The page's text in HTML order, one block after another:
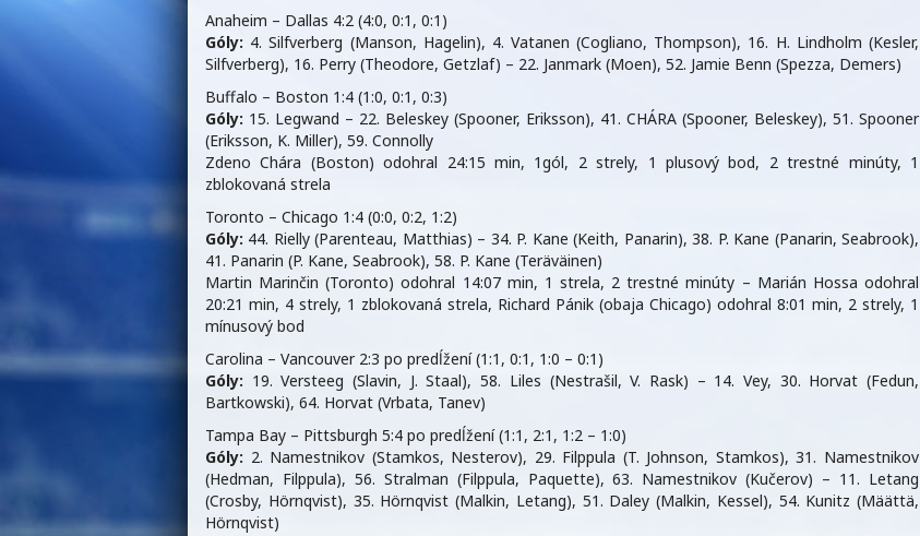
Anaheim – Dallas 4:2 (4:0, 0:1, 0:1)
Góly: 4. Silfverberg (Manson, Hagelin), 4. Vatanen (Cogliano, Thompson), 16. H. Lindholm (Kesler,
Silfverberg), 16. Perry (Theodore, Getzlaf) – 22. Janmark (Moen), 52. Jamie Benn (Spezza, Demers)
Buffalo – Boston 1:4 (1:0, 0:1, 0:3)
Góly: 15. Legwand – 22. Beleskey (Spooner, Eriksson), 41. CHÁRA (Spooner, Beleskey), 51. Spooner
(Eriksson, K. Miller), 59. Connolly
Zdeno Chára (Boston) odohral 24:15 min, 1gól, 2 strely, 1 plusový bod, 2 trestné minúty, 1
zblokovaná strela
Toronto – Chicago 1:4 (0:0, 0:2, 1:2)
Góly: 44. Rielly (Parenteau, Matthias) – 34. P. Kane (Keith, Panarin), 38. P. Kane (Panarin, Seabrook),
41. Panarin (P. Kane, Seabrook), 58. P. Kane (Teräväinen)
Martin Marinčin (Toronto) odohral 14:07 min, 1 strela, 2 trestné minúty – Marián Hossa odohral
20:21 min, 4 strely, 1 zblokovaná strela, Richard Pánik (obaja Chicago) odohral 8:01 min, 2 strely, 1
mínusový bod
Carolina – Vancouver 2:3 po predĺžení (1:1, 0:1, 1:0 – 0:1)
Góly: 19. Versteeg (Slavin, J. Staal), 58. Liles (Nestrašil, V. Rask) – 14. Vey, 30. Horvat (Fedun,
Bartkowski), 64. Horvat (Vrbata, Tanev)
Tampa Bay – Pittsburgh 5:4 po predĺžení (1:1, 2:1, 1:2 – 1:0)
Góly: 2. Namestnikov (Stamkos, Nesterov), 29. Filppula (T. Johnson, Stamkos), 31. Namestnikov
(Hedman, Filppula), 56. Stralman (Filppula, Paquette), 63. Namestnikov (Kučerov) – 11. Letang
(Crosby, Hörnqvist), 35. Hörnqvist (Malkin, Letang), 51. Daley (Malkin, Kessel), 54. Kunitz (Määttä,
Hörnqvist)